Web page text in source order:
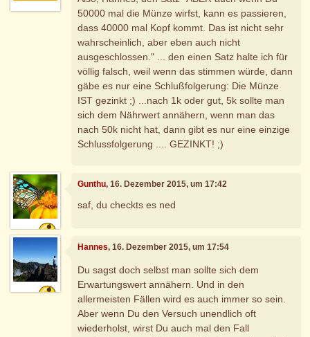
50000 mal die Münze wirfst, kann es passieren,
dass 40000 mal Kopf kommt. Das ist nicht sehr
wahrscheinlich, aber eben auch nicht
ausgeschlossen." ... den einen Satz halte ich für
völlig falsch, weil wenn das stimmen würde, dann
gäbe es nur eine Schlußfolgerung: Die Münze
IST gezinkt ;) ...nach 1k oder gut, 5k sollte man
sich dem Nährwert annähern, wenn man das
nach 50k nicht hat, dann gibt es nur eine einzige
Schlussfolgerung .... GEZINKT! ;)
Gunthu, 16. Dezember 2015, um 17:42
saf, du checkts es ned
Hannes, 16. Dezember 2015, um 17:54
Du sagst doch selbst man sollte sich dem
Erwartungswert annähern. Und in den
allermeisten Fällen wird es auch immer so sein.
Aber wenn Du den Versuch unendlich oft
wiederholst, wirst Du auch mal den Fall